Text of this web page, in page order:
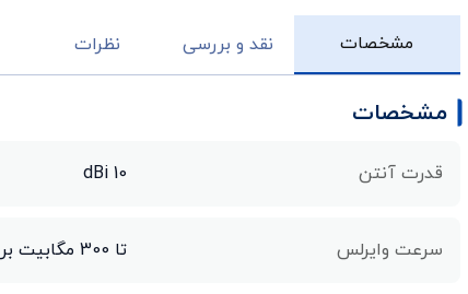
مشخصات نقد و بررسی نظرات
مشخصات
قدرت آنتن 10 dBi
سرعت وایرلس تا 300 مگابیت بر ثانیه